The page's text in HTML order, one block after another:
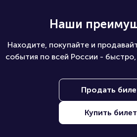
Наши
Находите, покупайте и
события по всей России -
Продать
Купить билет